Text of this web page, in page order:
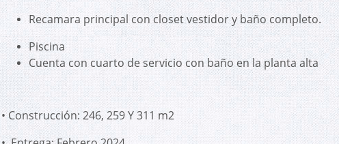
Recamara principal con closet vestidor y baño completo.
Piscina
Cuenta con cuarto de servicio con baño en la planta alta
• Construcción: 246, 259 Y 311 m2